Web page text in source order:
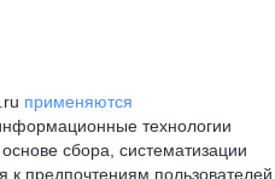
применяются
технологии
сбора, систематизации
к предпочтениям пользователей